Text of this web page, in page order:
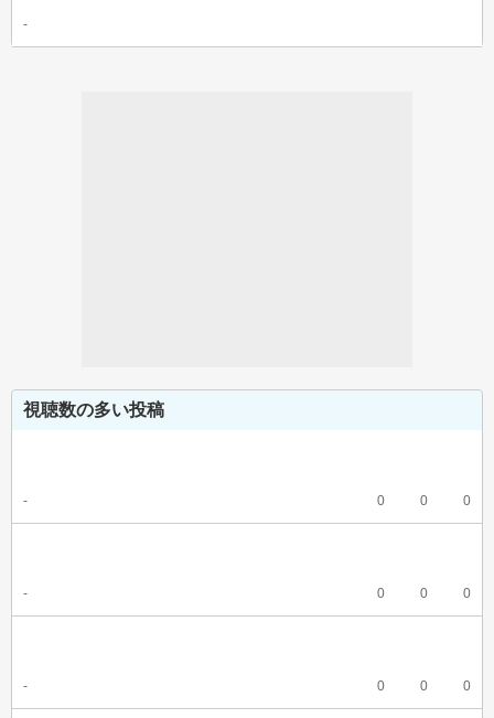
-
視聴数の多い投稿
- 0 0 0
- 0 0 0
- 0 0 0